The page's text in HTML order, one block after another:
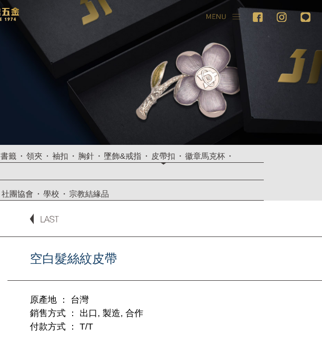
書籤 領夾 袖扣 胸針 墜飾&戒指 皮帶扣 徽章馬克杯
社團協會 學校 宗教結緣品
空白髮絲紋皮帶
原產地 ： 台灣
銷售方式 ： 出口, 製造, 合作
付款方式 ： T/T